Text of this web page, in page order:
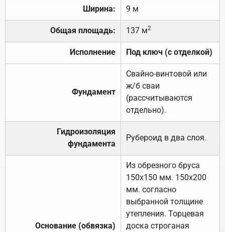
Ширина: 9 м
Общая площадь: 137 м2
Исполнение Под ключ (с отделкой)
Фундамент
Свайно-винтовой или
ж/б сваи
(рассчитываются
отдельно).
Гидроизоляция
фундамента
Рубероид в два слоя.
Основание (обвязка)
Из обрезного бруса
150х150 мм. 150х200
мм. согласно
выбранной толщине
утепления. Торцевая
доска строганая